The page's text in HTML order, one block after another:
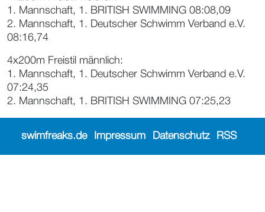
1. Mannschaft, 1. BRITISH SWIMMING 08:08,09
2. Mannschaft, 1. Deutscher Schwimm Verband e.V.
08:16,74
4x200m Freistil männlich:
1. Mannschaft, 1. Deutscher Schwimm Verband e.V.
07:24,35
2. Mannschaft, 1. BRITISH SWIMMING 07:25,23
swimfreaks.de Impressum Datenschutz RSS